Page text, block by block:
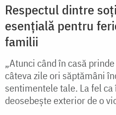
Respectul dintre
esențială pentru
familii
„Atunci când în casă
câteva zile ori săptămâni
sentimentele tale. La fel
deosebeşte exterior de o